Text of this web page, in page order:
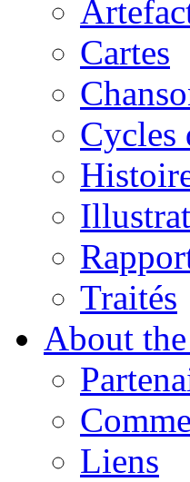
Cartes
Cycles
Traités
About
Liens